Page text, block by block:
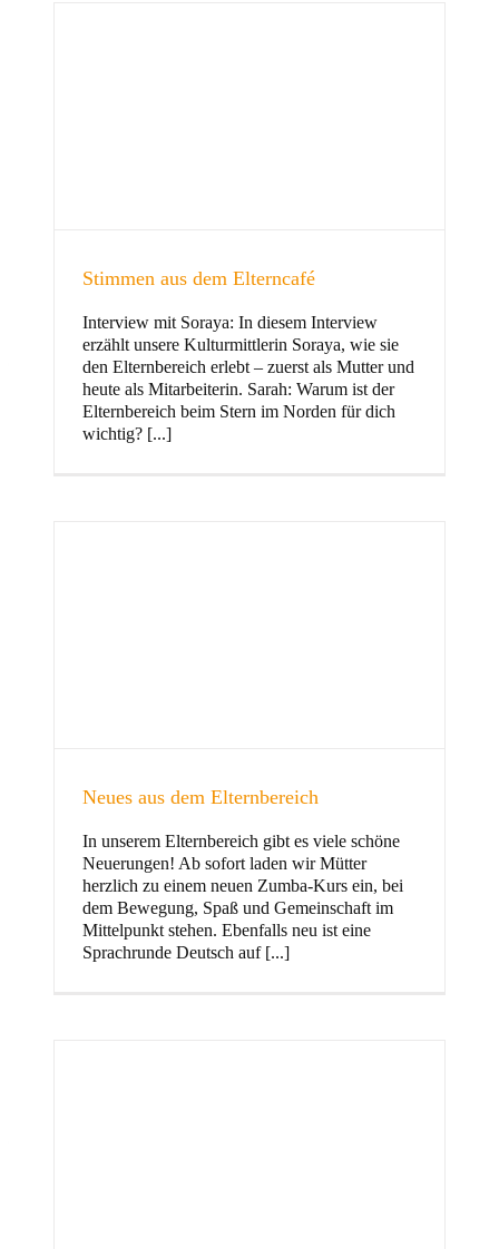
und Familie
Kinder
Stimmen aus dem Elterncafé
Interview mit Soraya: In diesem Interview
erzählt unsere Kulturmittlerin Soraya, wie sie
den Elternbereich erlebt – zuerst als Mutter und
heute als Mitarbeiterin. Sarah: Warum ist der
Elternbereich beim Stern im Norden für dich
wichtig? [...]
Neues aus dem Elternbereich
In unserem Elternbereich gibt es viele schöne
Neuerungen! Ab sofort laden wir Mütter
herzlich zu einem neuen Zumba-Kurs ein, bei
dem Bewegung, Spaß und Gemeinschaft im
Mittelpunkt stehen. Ebenfalls neu ist eine
Sprachrunde Deutsch auf [...]